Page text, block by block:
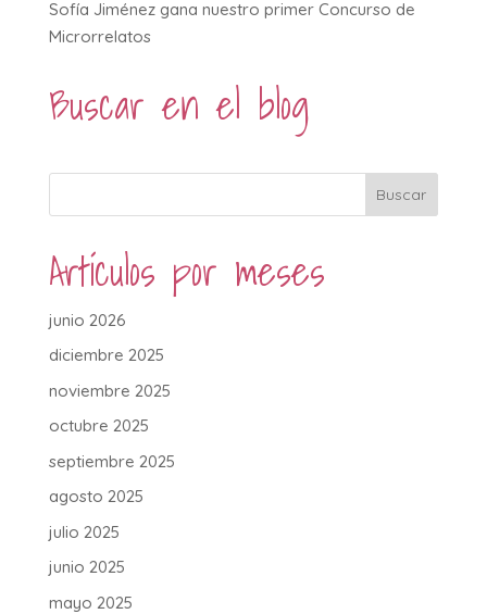
Sofía Jiménez gana nuestro primer Concurso de
Microrrelatos
Buscar en el blog
Buscar
Artículos por meses
junio 2026
diciembre 2025
noviembre 2025
octubre 2025
septiembre 2025
agosto 2025
julio 2025
junio 2025
mayo 2025